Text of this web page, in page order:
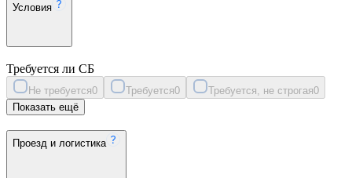
Условия
Требуется ли СБ
Не требуется0 Требуется0 Требуется, не строгая0
Показать ещё
Проезд и логистика